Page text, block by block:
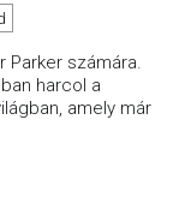
Parker számára.
harcol a
amely már